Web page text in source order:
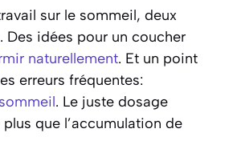
sur le sommeil, deux
Des idées pour un coucher
naturellement. Et un point
erreurs fréquentes:
. Le juste dosage
que l’accumulation de